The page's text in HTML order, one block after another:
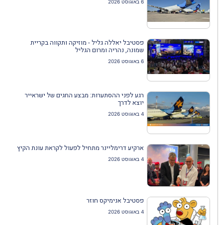
6 באוגוסט 2026
פסטיבל יאללה גליל - מוזיקה ותקווה בקריית
שמונה, נהריה ומרום הגליל
6 באוגוסט 2026
רגע לפני ההסתערות: מבצע החגים של ישראייר
יוצא לדרך
4 באוגוסט 2026
ארקיע דרימליינר מתחיל לפעול לקראת עונת הקיץ
4 באוגוסט 2026
פסטיבל אנימיקס חוזר
4 באוגוסט 2026